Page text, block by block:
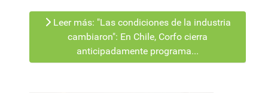
Leer más: "Las condiciones de la industria
cambiaron": En Chile, Corfo cierra
anticipadamente programa...